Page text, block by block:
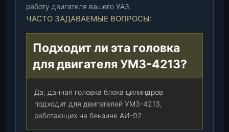
ш
работу двигателя вашего УАЗ.
ЧАСТО ЗАДАВАЕМЫЕ ВОПРОСЫ:
Подходит ли эта головка
для двигателя УМЗ-4213?
Да, данная головка блока цилиндров
подходит для двигателей УМЗ-4213,
работающих на бензине АИ-92.